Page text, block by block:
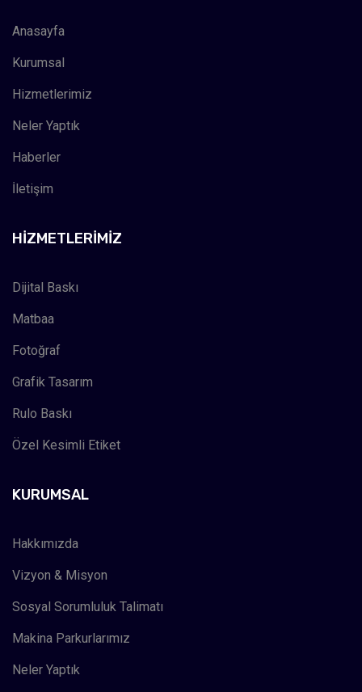
Anasayfa
Kurumsal
Hizmetlerimiz
Neler Yaptık
Haberler
İletişim
HIZMETLERIMIZ
Dijital Baskı
Matbaa
Fotoğraf
Grafik Tasarım
Rulo Baskı
Özel Kesimli Etiket
KURUMSAL
Hakkımızda
Vizyon & Misyon
Sosyal Sorumluluk Talimatı
Makina Parkurlarımız
Neler Yaptık